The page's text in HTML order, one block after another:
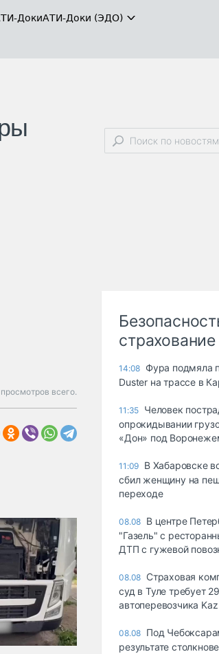
ДокиАТИ-Доки (ЭДО)
всего.
страхование
14:08 Фура подмяла
Duster на трассе в
11:35 Человек
опрокидывании
«Дон» под
11:09 В Хабаровске
сбил женщину на
переходе
08.08 В центре
"Газель" с
ДТП с гужевой
08.08 Страховая
суд в Туле требует
автоперевозчика
08.08 Под
результате